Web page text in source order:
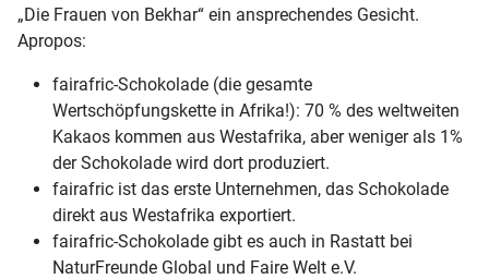
„Die Frauen von Bekhar“ ein ansprechendes Gesicht.
Apropos:
fairafric-Schokolade (die gesamte
Wertschöpfungskette in Afrika!): 70 % des weltweiten
Kakaos kommen aus Westafrika, aber weniger als 1%
der Schokolade wird dort produziert.
fairafric ist das erste Unternehmen, das Schokolade
direkt aus Westafrika exportiert.
fairafric-Schokolade gibt es auch in Rastatt bei
NaturFreunde Global und Faire Welt e.V.